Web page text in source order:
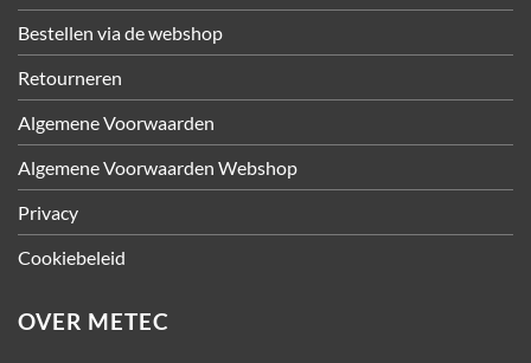
Bestellen via de webshop
Retourneren
Algemene Voorwaarden
Algemene Voorwaarden Webshop
Privacy
Cookiebeleid
OVER METEC